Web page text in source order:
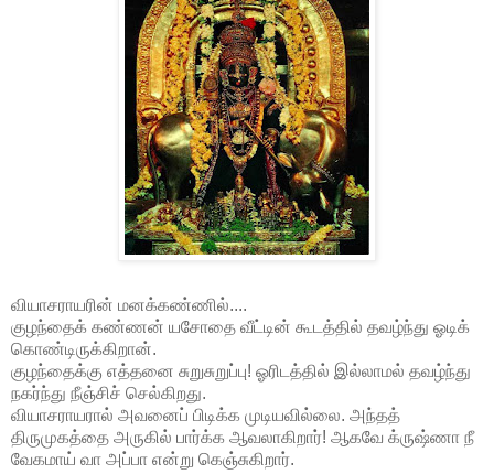
வியாசராயரின் மனக்கண்ணில்....
குழந்தைக் கண்ணன் யசோதை வீட்டின் கூடத்தில் தவழ்ந்து ஓடிக்
கொண்டிருக்கிறான்.
குழந்தைக்கு எத்தனை சுறுசுறுப்பு! ஓரிடத்தில் இல்லாமல் தவழ்ந்து
நகர்ந்து நீஞ்சிச் செல்கிறது.
வியாசராயரால் அவனைப் பிடிக்க முடியவில்லை. அந்தத்
திருமுகத்தை அருகில் பார்க்க ஆவலாகிறார்! ஆகவே க்ருஷ்ணா நீ
வேகமாய் வா அப்பா என்று கெஞ்சுகிறார்.